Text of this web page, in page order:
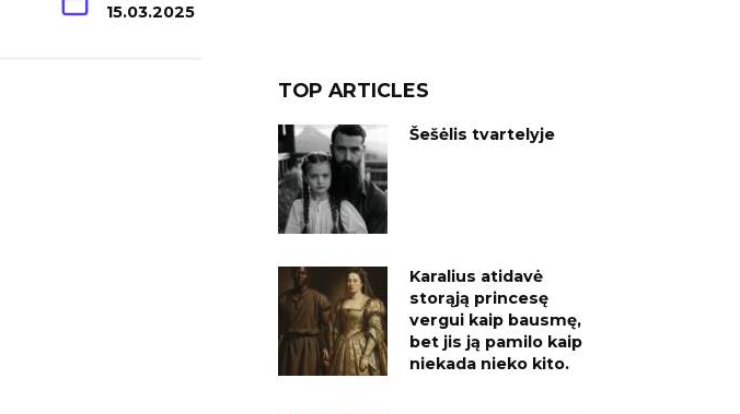
15.03.2025
TOP ARTICLES
Šešėlis tvartelyje
Karalius atidavė
storąją princesę
vergui kaip bausmę,
bet jis ją pamilo kaip
niekada nieko kito.